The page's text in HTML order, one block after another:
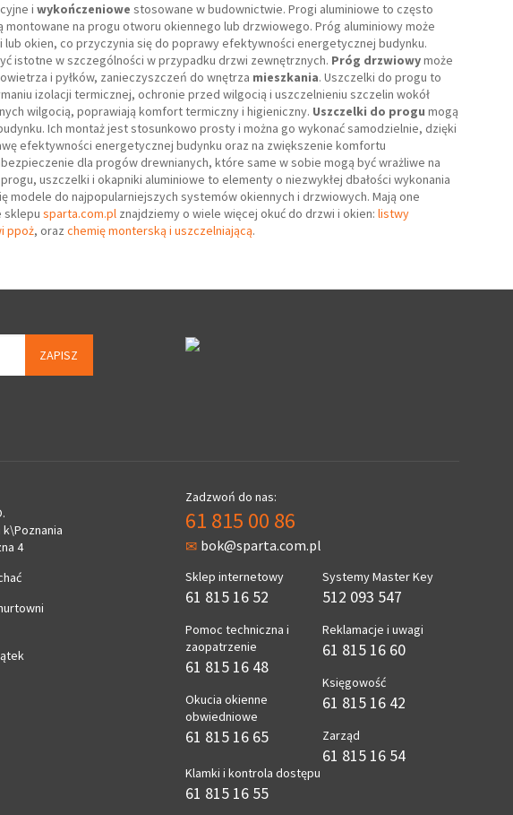
i wykończeniowe stosowane w budownictwie. Progi aluminiowe to często
na progu otworu okiennego lub drzwiowego. Próg aluminiowy może
okien, co przyczynia się do poprawy efektywności energetycznej budynku.
istotne w szczególności w przypadku drzwi zewnętrznych. Próg drzwiowymoże
i pyłków, zanieczyszczeń do wnętrza mieszkania. Uszczelki do progu to
izolacji termicznej, ochronie przed wilgocią i uszczelnieniu szczelin wokół
wilgocią, poprawiają komfort termiczny i higieniczny. Uszczelki do progu mogą
Ich montaż jest stosunkowo prosty i można go wykonać samodzielnie, dzięki
efektywności energetycznej budynku oraz na zwiększenie komfortu
dla progów drewnianych, które same w sobie mogą być wrażliwe na
uszczelki i okapniki aluminiowe to elementy o niezwykłej dbałości wykonania
do najpopularniejszych systemów okiennych i drzwiowych. Mają one
sklepu sparta.com.plznajdziemy o wiele więcej okuć do drzwi i okien: listwy
ppoż, oraz chemię monterską i uszczelniającą.
ZAPISZ
k\Poznania
4
Zadzwoń do nas:
61 815 00 86
bok@sparta.com.pl
Sklep internetowy
61 815 16 52
Pomoc techniczna i
zaopatrzenie
61 815 16 48
Okucia okienne
obwiedniowe
61 815 16 65
Klamki i kontrola dostępu
61 815 16 55
Systemy Master Key
512 093 547
Reklamacje i uwagi
61 815 16 60
Księgowość
61 815 16 42
Zarząd
61 815 16 54